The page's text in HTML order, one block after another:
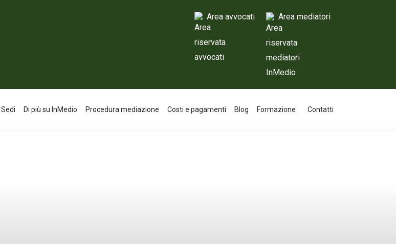
Area avvocati Area mediatori
Sedi Di più su InMedio Procedura mediazione Costi e pagamenti Blog Formazione Contatti